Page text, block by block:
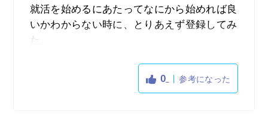
就活を始めるにあたってなにから始めれば良
いかわからない時に、とりあえず登録してみ
た。
で就活を本気で始めるきっかけにもなった。
0 参考になった